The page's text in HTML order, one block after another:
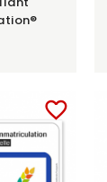
favorite_border